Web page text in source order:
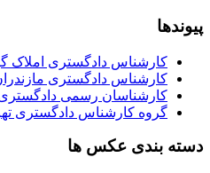
پیوندها
کارشناس دادگستری املاک
کارشناس دادگستری
کارشناسان رسمی دادگستری
گروه کارشناس دادگستری
دسته بندی عکس ها